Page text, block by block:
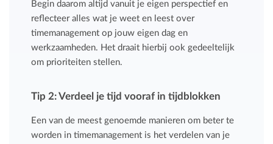
Begin daarom altijd vanuit je eigen perspectief en
reflecteer alles wat je weet en leest over
timemanagement op jouw eigen dag en
werkzaamheden. Het draait hierbij ook gedeeltelijk
om prioriteiten stellen.
Tip 2: Verdeel je tijd vooraf in tijdblokken
Een van de meest genoemde manieren om beter te
worden in timemanagement is het verdelen van je